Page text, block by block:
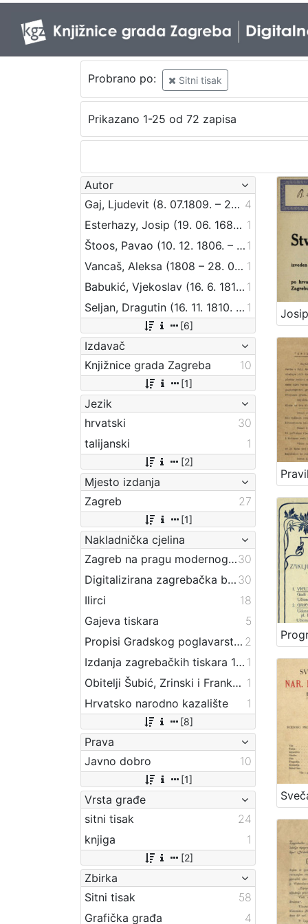
Probrano po: Sitni tisak
Prikazano 1-25 od 72 zapisa
Autor
Gaj, Ljudevit (8. 07.1809. – 20. 04.1872.) 4
Esterhazy, Josip (19. 06. 1682. – 10. 05. 1748.) 1
Štoos, Pavao (10. 12. 1806. – 30. 3. 1862.) 1
Vancaš, Aleksa (1808 – 28. 04. 1884) 1
Babukić, Vjekoslav (16. 6. 1812. – 20. 12. 1875.) 1
Seljan, Dragutin (16. 11. 1810. – 14. 6. 1848.) 1
[6]
Izdavač
Knjižnice grada Zagreba
10
[1]
Jezik
hrvatski
30
talijanski
1
[2]
Mjesto izdanja
Zagreb
27
[1]
Nakladnička cjelina
Zagreb na pragu modernog doba30
Digitalizirana zagrebačka baština 30
Ilirci
18
Gajeva tiskara
5
Propisi Gradskog poglavarstva 2
Izdanja zagrebačkih tiskara 17. i 18. stoljeća 1
Obitelji Šubić, Zrinski i Frankopan 1
Hrvatsko narodno kazalište
1
[8]
Prava
Javno dobro
10
[1]
Vrsta građe
sitni tisak
24
knjiga
1
[2]
Zbirka
Sitni tisak
58
Grafička građa
4